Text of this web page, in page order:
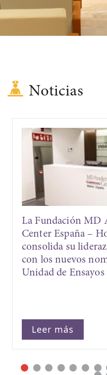
Noticias
La
Center
Proyecto de
la
oncológico
Leer más